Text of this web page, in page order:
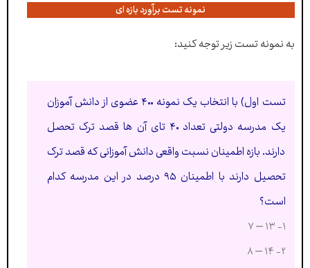
نمونه تست برآورد بازه ای
به نمونه تست زیر توجه کنید:
تست اول) با انتخاب یک نمونه ۴۰۰ عضوی از دانش آموزان
یک مدرسه دولتی تعداد ۴۰ تای آن ها قصد ترک تحصل
دارند. بازه اطمینان نسبت واقعی دانش آموزانی که قصد ترک
تحصیل دارند با اطمینان ۹۵ درصد در این مدرسه کدام
است؟
۱- ۱۳ – ۷
۲- ۱۴ – ۸